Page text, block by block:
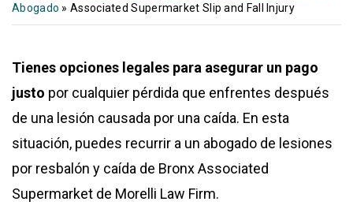
Abogado »Associated Supermarket Slip and Fall Injury
Tienes opciones legales para asegurar un pago
justo por cualquier pérdida que enfrentes después
de una lesión causada por una caída. En esta
situación, puedes recurrir a un abogado de lesiones
por resbalón y caída de Bronx Associated
Supermarket de Morelli Law Firm.